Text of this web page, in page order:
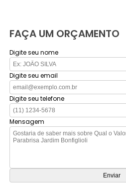
FAÇA UM ORÇAMENTO
Digite seu nome
Digite seu email
Digite seu telefone
Mensagem